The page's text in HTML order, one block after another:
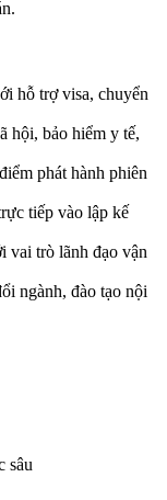
hỗ trợ visa, chuyển
hội, bảo hiểm y tế,
phát hành phiên
tiếp vào lập kế
vai trò lãnh đạo vận
ngành, đào tạo nội
sâu